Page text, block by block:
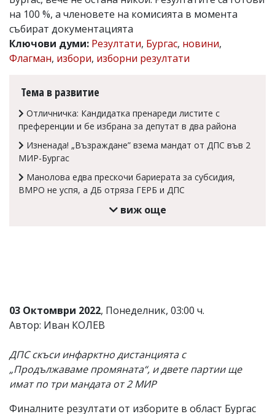
Коментарите
статиите
се
въвеждат
носи
отговорност
откриете
обиден
на 100 %, а членовете на комисията в момента
събират документацията
Ключови думи: Резултати, Бургас, новини,
Флагман, избори, изборни резултати
Тема в развитие
Отличничка: Кандидатка пренареди листите с
преференции и бе избрана за депутат в два района
Изненада! „Възраждане” взема мандат от ДПС във 2
МИР-Бургас
Манолова едва прескочи бариерата за субсидия,
ВМРО не успя, а ДБ отряза ГЕРБ и ДПС
виж още
03 Октомври 2022, Понеделник, 03:00 ч.
Автор: Иван КОЛЕВ
ДПС скъси инфарктно дистанцията с
„Продължаваме промяната“, и двете партии ще
имат по три мандата от 2 МИР
Финалните резултати от изборите в област Бургас